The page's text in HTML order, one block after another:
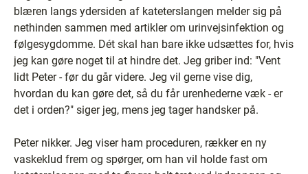
blæren langs ydersiden af kateterslangen melder sig på
nethinden sammen med artikler om urinvejsinfektion og
følgesygdomme. Dét skal han bare ikke udsættes for, hvis
jeg kan gøre noget til at hindre det. Jeg griber ind: "Vent
lidt Peter - før du går videre. Jeg vil gerne vise dig,
hvordan du kan gøre det, så du får urenhederne væk - er
det i orden?" siger jeg, mens jeg tager handsker på.
Peter nikker. Jeg viser ham proceduren, rækker en ny
vaskeklud frem og spørger, om han vil holde fast om